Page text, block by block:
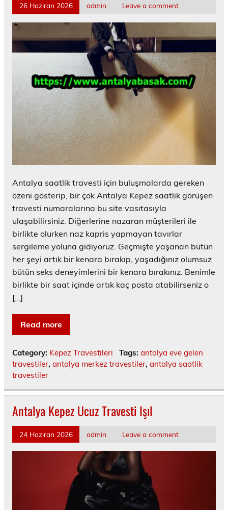
26 Haziran 2026 admin Leave a comment
Antalya saatlik travesti için buluşmalarda gereken
özeni gösterip, bir çok Antalya Kepez saatlik görüşen
travesti numaralarına bu site vasıtasıyla
ulaşabilirsiniz. Diğerlerine nazaran müşterileri ile
birlikte olurken naz kapris yapmayan tavırlar
sergileme yoluna gidiyoruz. Geçmişte yaşanan bütün
her şeyi artık bir kenara bırakıp, yaşadığınız olumsuz
bütün seks deneyimlerini bir kenara bırakınız. Benimle
birlikte bir saat içinde artık kaç posta atabilirseniz o
[…]
Read more
Category: Kepez Travestileri Tags: antalya eve gelen
travestiler, antalya merkez travestiler, antalya saatlik
travestiler
Antalya Kepez Ucuz Travesti Işıl
24 Haziran 2026 admin Leave a comment